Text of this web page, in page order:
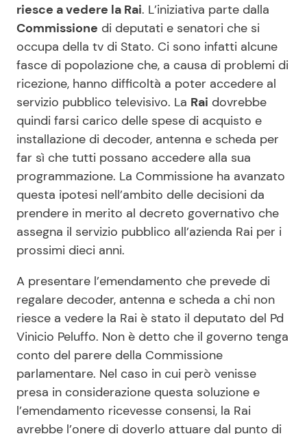
Seguici
Info
Chi siamo
Disclaimer e Privacy
Redazione
Contattaci
Pubblicità
Privacy Policy
riesce a vedere la Rai. L’iniziativa parte dalla
Commissione di deputati e senatori che si
occupa della tv di Stato. Ci sono infatti alcune
fasce di popolazione che, a causa di problemi di
ricezione, hanno difficoltà a poter accedere al
servizio pubblico televisivo. La Rai dovrebbe
quindi farsi carico delle spese di acquisto e
installazione di decoder, antenna e scheda per
far sì che tutti possano accedere alla sua
programmazione. La Commissione ha avanzato
questa ipotesi nell’ambito delle decisioni da
prendere in merito al decreto governativo che
assegna il servizio pubblico all’azienda Rai per i
prossimi dieci anni.
A presentare l’emendamento che prevede di
regalare decoder, antenna e scheda a chi non
riesce a vedere la Rai è stato il deputato del Pd
Vinicio Peluffo. Non è detto che il governo tenga
conto del parere della Commissione
parlamentare. Nel caso in cui però venisse
presa in considerazione questa soluzione e
l’emendamento ricevesse consensi, la Rai
avrebbe l’onere di doverlo attuare dal punto di